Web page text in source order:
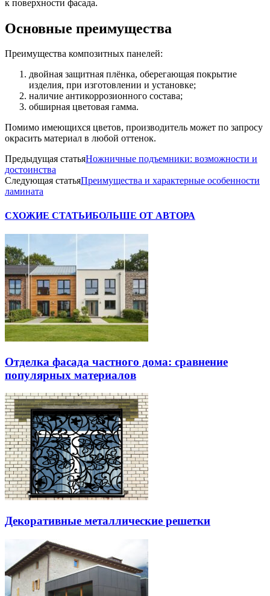
к поверхности фасада.
Основные преимущества
Преимущества композитных панелей:
двойная защитная плёнка, оберегающая покрытие
изделия, при изготовлении и установке;
наличие антикоррозионного состава;
обширная цветовая гамма.
Помимо имеющихся цветов, производитель может по запросу
окрасить материал в любой оттенок.
Предыдущая статьяНожничные подъемники: возможности и
достоинства
Следующая статьяПреимущества и характерные особенности
ламината
СХОЖИЕ СТАТЬИБОЛЬШЕ ОТ АВТОРА
Отделка фасада частного дома: сравнение
популярных материалов
Декоративные металлические решетки